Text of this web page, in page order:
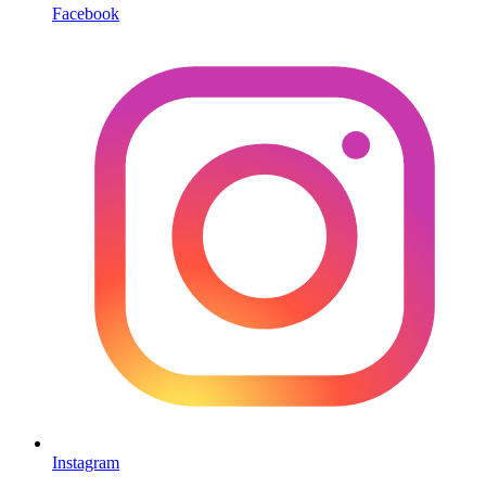
Facebook
Instagram